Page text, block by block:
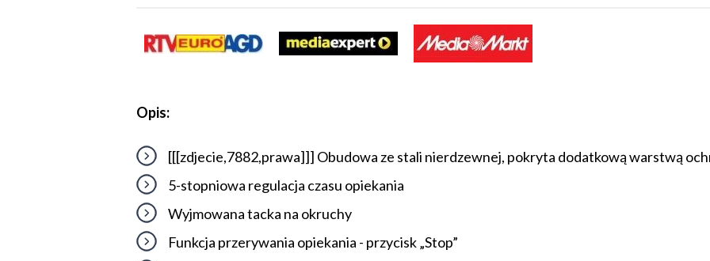
Opis:
[[[zdjecie,7882,prawa]]] Obudowa ze stali nierdzewnej, pokryta dodatkową warstwą
5-stopniowa regulacja czasu opiekania
Wyjmowana tacka na okruchy
Funkcja przerywania opiekania - przycisk „Stop”